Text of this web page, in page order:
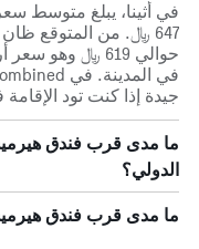
647 ﷼. من المتوقع
جيدة إذا كنت تود الإقامة في
ما مدى قرب فندق
الدولي؟
ما مدى قرب فندق